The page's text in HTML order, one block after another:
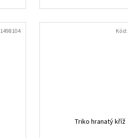
1498104
Triko hranatý kříž
Kód: